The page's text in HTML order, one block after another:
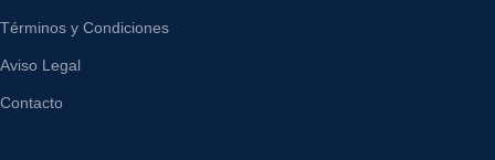
Términos y Condiciones
Aviso Legal
Contacto